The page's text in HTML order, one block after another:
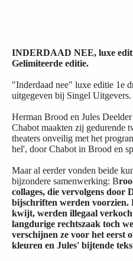
INDERDAAD NEE, luxe
Gelimiteerde editie.
"Inderdaad nee" luxe editie 1e
uitgegeven bij Singel Uitgevers.
Herman Brood en Jules
Chabot maakten zij gedurende
theaters onveilig met het
hel', door Chabot in Brood en
Maar al eerder vonden beide
bijzondere samenwerking: B
collages, die vervolgens door
bijschriften werden voorzien.
kwijt, werden illegaal
langdurige rechtszaak toch
verschijnen ze voor het eerst
kleuren en Jules' bijtende